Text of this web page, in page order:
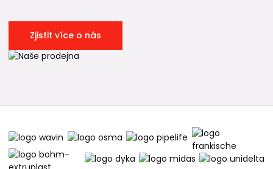
Zjistit více o nás